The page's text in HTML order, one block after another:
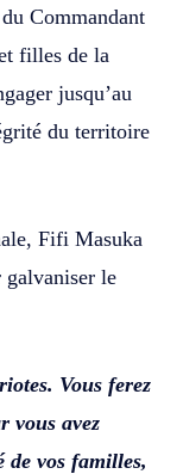
Commandant
filles de la
jusqu’au
du territoire
Fifi Masuka
galvaniser le
Vous ferez
vous avez
de vos familles,